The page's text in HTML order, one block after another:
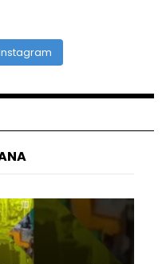
a New York #neve
tra le auto: